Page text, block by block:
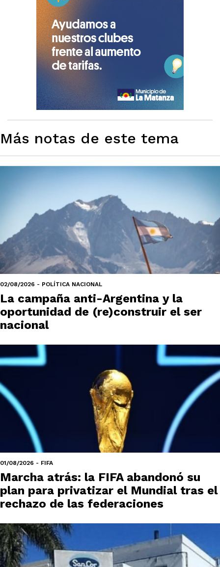
Más notas de este tema
02/08/2026 - POLÍTICA NACIONAL
La campaña anti-Argentina y la
oportunidad de (re)construir el ser
nacional
01/08/2026 - FIFA
Marcha atrás: la FIFA abandonó su
plan para privatizar el Mundial tras el
rechazo de las federaciones